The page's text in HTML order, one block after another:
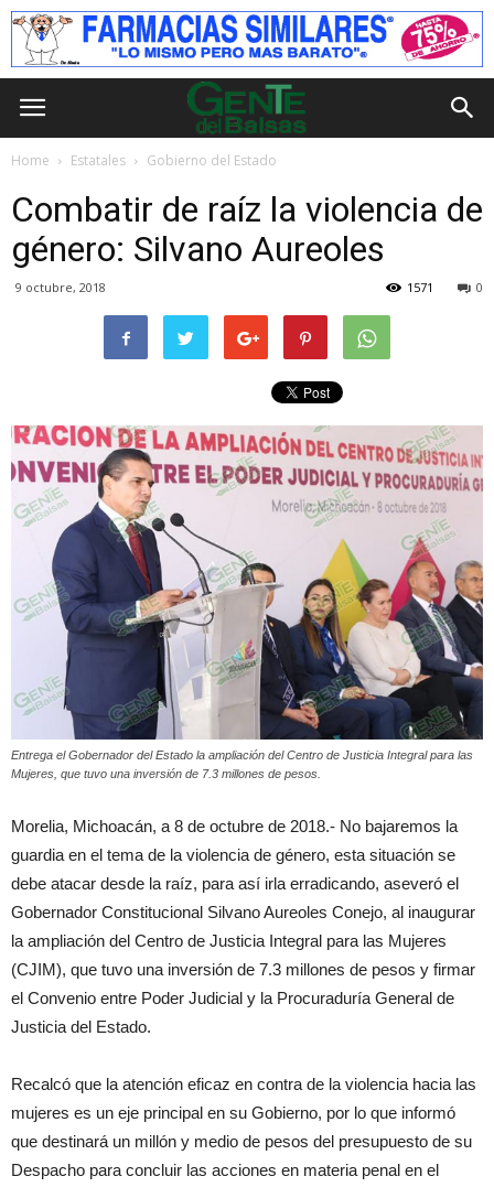
Home Estatales Gobierno del Estado
Combatir de raíz la violencia de
género: Silvano Aureoles
9 octubre, 2018 0
1571
Entrega el Gobernador del Estado la ampliación del Centro de Justicia Integral para las
Mujeres, que tuvo una inversión de 7.3 millones de pesos.
Morelia, Michoacán, a 8 de octubre de 2018.- No bajaremos la
guardia en el tema de la violencia de género, esta situación se
debe atacar desde la raíz, para así irla erradicando, aseveró el
Gobernador Constitucional Silvano Aureoles Conejo, al inaugurar
la ampliación del Centro de Justicia Integral para las Mujeres
(CJIM), que tuvo una inversión de 7.3 millones de pesos y firmar
el Convenio entre Poder Judicial y la Procuraduría General de
Justicia del Estado.
Recalcó que la atención eficaz en contra de la violencia hacia las
mujeres es un eje principal en su Gobierno, por lo que informó
que destinará un millón y medio de pesos del presupuesto de su
Despacho para concluir las acciones en materia penal en el